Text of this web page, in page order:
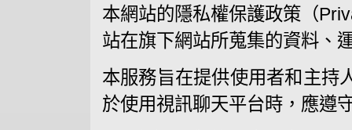
本網站的隱私權保護政策（
站在旗下網站所蒐集的資料、
本服務旨在提供使用者和主持
於使用視訊聊天平台時，應遵